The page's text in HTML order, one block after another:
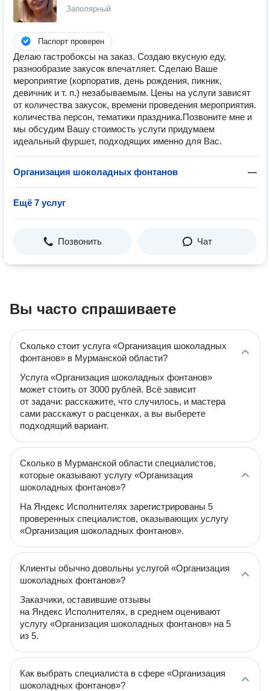
Заполярный
Паспорт проверен
Делаю гастробоксы на заказ. Создаю вкусную еду,
разнообразие закусок впечатляет. Сделаю Ваше
мероприятие (корпоратив, день рождения, пикник,
девичник и т. п.) незабываемым. Цены на услуги зависят
от количества закусок, времени проведения мероприятия.
количества персон, тематики праздника.Позвоните мне и
мы обсудим Вашу стоимость услуги придумаем
идеальный фуршет, подходящих именно для Вас.
Организация шоколадных фонтанов —
Ещё 7 услуг
Позвонить Чат
Вы часто спрашиваете
Сколько стоит услуга «Организация шоколадных
фонтанов» в Мурманской области?
Услуга «Организация шоколадных фонтанов»
может стоить от 3000 рублей. Всё зависит
от задачи: расскажите, что случилось, и мастера
сами расскажут о расценках, а вы выберете
подходящий вариант.
Сколько в Мурманской области специалистов,
которые оказывают услугу «Организация
шоколадных фонтанов»?
На Яндекс Исполнителях зарегистрированы 5
проверенных специалистов, оказывающих услугу
«Организация шоколадных фонтанов».
Клиенты обычно довольны услугой «Организация
шоколадных фонтанов»?
Заказчики, оставившие отзывы
на Яндекс Исполнителях, в среднем оценивают
услугу «Организация шоколадных фонтанов» на 5
из 5.
Как выбрать специалиста в сфере «Организация
шоколадных фонтанов»?